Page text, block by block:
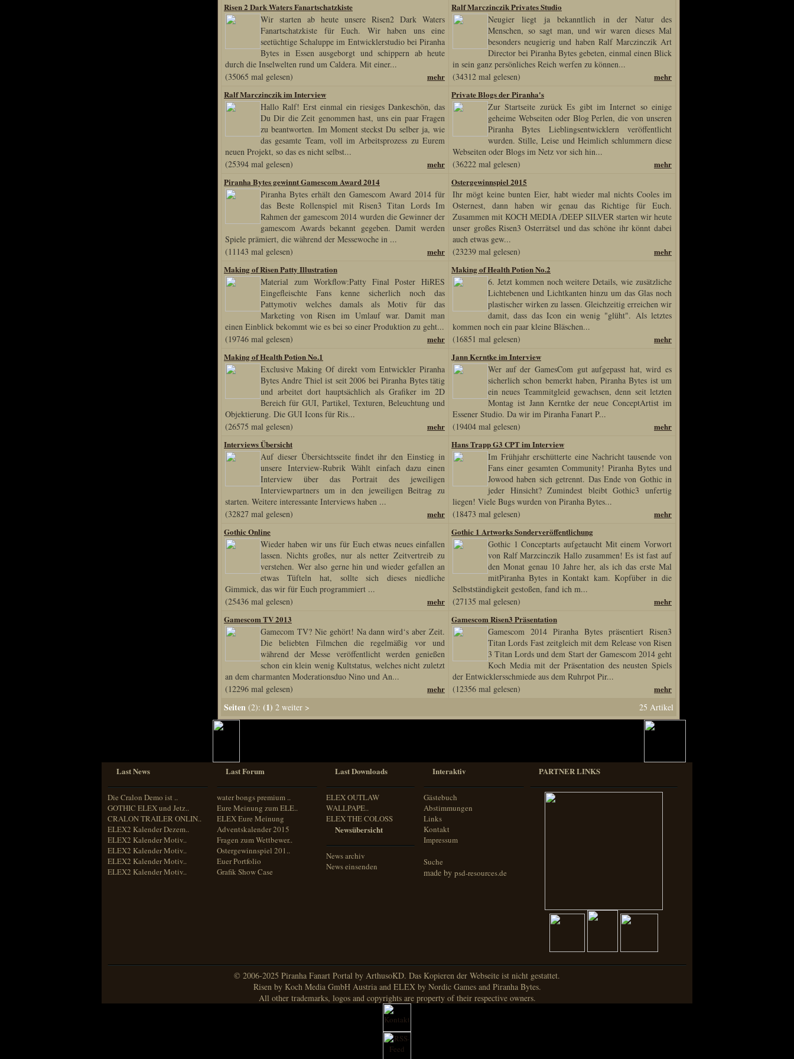
Risen 2 Dark Waters Fanartschatzkiste
Wir starten ab heute unsere Risen2 Dark Waters
Fanartschatzkiste für Euch. Wir haben uns eine
seetüchtige Schaluppe im Entwicklerstudio bei Piranha
Bytes in Essen ausgeborgt und schippern ab heute
durch die Inselwelten rund um Caldera. Mit einer...
(35065 mal gelesen)
mehr
Ralf Marczinczik Privates Studio
Neugier liegt ja bekanntlich in der Natur des
Menschen, so sagt man, und wir waren dieses Mal
besonders neugierig und haben Ralf Marczinczik Art
Director bei Piranha Bytes gebeten, einmal einen Blick
in sein ganz persönliches Reich werfen zu können...
(34312 mal gelesen)
mehr
Ralf Marczinczik im Interview
Hallo Ralf! Erst einmal ein riesiges Dankeschön, das
Du Dir die Zeit genommen hast, uns ein paar Fragen
zu beantworten. Im Moment steckst Du selber ja, wie
das gesamte Team, voll im Arbeitsprozess zu Eurem
neuen Projekt, so das es nicht selbst...
(25394 mal gelesen)
mehr
Private Blogs der Piranha's
Zur Startseite zurück Es gibt im Internet so einige
geheime Webseiten oder Blog Perlen, die von unseren
Piranha Bytes Lieblingsentwicklern veröffentlicht
wurden. Stille, Leise und Heimlich schlummern diese
Webseiten oder Blogs im Netz vor sich hin...
(36222 mal gelesen)
mehr
Piranha Bytes gewinnt Gamescom Award 2014
Piranha Bytes erhält den Gamescom Award 2014 für
das Beste Rollenspiel mit Risen3 Titan Lords Im
Rahmen der gamescom 2014 wurden die Gewinner der
gamescom Awards bekannt gegeben. Damit werden
Spiele prämiert, die während der Messewoche in ...
(11143 mal gelesen)
mehr
Ostergewinnspiel 2015
Ihr mögt keine bunten Eier, habt wieder mal nichts Cooles im
Osternest, dann haben wir genau das Richtige für Euch.
Zusammen mit KOCH MEDIA /DEEP SILVER starten wir heute
unser großes Risen3 Osterrätsel und das schöne ihr könnt dabei
auch etwas gew...
(23239 mal gelesen)
mehr
Making of Risen Patty Illustration
Material zum Workflow:Patty Final Poster HiRES
Eingefleischte Fans kenne sicherlich noch das
Pattymotiv welches damals als Motiv für das
Marketing von Risen im Umlauf war. Damit man
einen Einblick bekommt wie es bei so einer Produktion zu geht...
(19746 mal gelesen)
mehr
Making of Health Potion No.2
6. Jetzt kommen noch weitere Details, wie zusätzliche
Lichtebenen und Lichtkanten hinzu um das Glas noch
plastischer wirken zu lassen. Gleichzeitig erreichen wir
damit, dass das Icon ein wenig "glüht". Als letztes
kommen noch ein paar kleine Bläschen...
(16851 mal gelesen)
mehr
Making of Health Potion No.1
Exclusive Making Of direkt vom Entwickler Piranha
Bytes Andre Thiel ist seit 2006 bei Piranha Bytes tätig
und arbeitet dort hauptsächlich als Grafiker im 2D
Bereich für GUI, Partikel, Texturen, Beleuchtung und
Objektierung. Die GUI Icons für Ris...
(26575 mal gelesen)
mehr
Jann Kerntke im Interview
Wer auf der GamesCom gut aufgepasst hat, wird es
sicherlich schon bemerkt haben, Piranha Bytes ist um
ein neues Teammitgleid gewachsen, denn seit letzten
Montag ist Jann Kerntke der neue ConceptArtist im
Essener Studio. Da wir im Piranha Fanart P...
(19404 mal gelesen)
mehr
Interviews Übersicht
Auf dieser Übersichtsseite findet ihr den Einstieg in
unsere Interview-Rubrik Wählt einfach dazu einen
Interview über das Portrait des jeweiligen
Interviewpartners um in den jeweiligen Beitrag zu
starten. Weitere interessante Interviews haben ...
(32827 mal gelesen)
mehr
Hans Trapp G3 CPT im Interview
Im Frühjahr erschütterte eine Nachricht tausende von
Fans einer gesamten Community! Piranha Bytes und
Jowood haben sich getrennt. Das Ende von Gothic in
jeder Hinsicht? Zumindest bleibt Gothic3 unfertig
liegen! Viele Bugs wurden von Piranha Bytes...
(18473 mal gelesen)
mehr
Gothic Online
Wieder haben wir uns für Euch etwas neues einfallen
lassen. Nichts großes, nur als netter Zeitvertreib zu
verstehen. Wer also gerne hin und wieder gefallen an
etwas Tüfteln hat, sollte sich dieses niedliche
Gimmick, das wir für Euch programmiert ...
(25436 mal gelesen)
mehr
Gothic 1 Artworks Sonderveröffentlichung
Gothic 1 Conceptarts aufgetaucht Mit einem Vorwort
von Ralf Marzcinczik Hallo zusammen! Es ist fast auf
den Monat genau 10 Jahre her, als ich das erste Mal
mitPiranha Bytes in Kontakt kam. Kopfüber in die
Selbstständigkeit gestoßen, fand ich m...
(27135 mal gelesen)
mehr
Gamescom TV 2013
Gamecom TV? Nie gehört! Na dann wird‘s aber Zeit.
Die beliebten Filmchen die regelmäßig vor und
während der Messe veröffentlicht werden genießen
schon ein klein wenig Kultstatus, welches nicht zuletzt
an dem charmanten Moderationsduo Nino und An...
(12296 mal gelesen)
mehr
Gamescom Risen3 Präsentation
Gamescom 2014 Piranha Bytes präsentiert Risen3
Titan Lords Fast zeitgleich mit dem Release von Risen
3 Titan Lords und dem Start der Gamescom 2014 geht
Koch Media mit der Präsentation des neusten Spiels
der Entwicklersschmiede aus dem Ruhrpot Pir...
(12356 mal gelesen)
mehr
Seiten (2): (1) 2 weiter > 25 Artikel
Last News
Die Cralon Demo ist ..
GOTHIC ELEX und Jetz..
CRALON TRAILER ONLIN..
ELEX2 Kalender Dezem..
ELEX2 Kalender Motiv..
ELEX2 Kalender Motiv..
ELEX2 Kalender Motiv..
ELEX2 Kalender Motiv..
Last Forum
water bongs premium ..
Eure Meinung zum ELE..
ELEX Eure Meinung
Adventskalender 2015
Fragen zum Wettbewer..
Ostergewinnspiel 201..
Euer Portfolio
Grafik Show Case
Last Downloads
ELEX OUTLAW
WALLPAPE..
ELEX THE COLOSS
Newsübersicht
News archiv
News einsenden
Interaktiv
Gästebuch
Abstimmungen
Links
Kontakt
Impressum
Suche
made by psd-resources.de
PARTNER LINKS
© 2006-2025 Piranha Fanart Portal by ArthusoKD. Das Kopieren der Webseite ist nicht gestattet.
Risen by Koch Media GmbH Austria and ELEX by Nordic Games and Piranha Bytes.
All other trademarks, logos and copyrights are property of their respective owners.